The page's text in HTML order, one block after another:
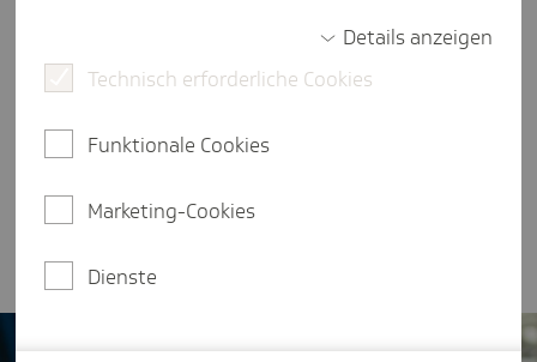
Eine große Fusion, die Corona-Pandemie und die
Weichenstellung für die Krankenhausreform - all
Albertinen Diakonie gGmbH in den vergangenen
Jahren erfolgreich bewältigt. Nach zehn Jahren im
Konzern endet für ihn die Zeit bei der Immanuel
Albertinen Diakonie auf eigenen Wunsch Ende
Details anzeigen
Technisch erforderliche Cookies
Funktionale Cookies
Marketing-Cookies
Dienste